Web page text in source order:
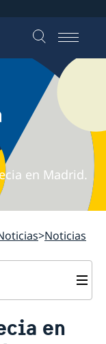
en Madrid.
Noticias
en